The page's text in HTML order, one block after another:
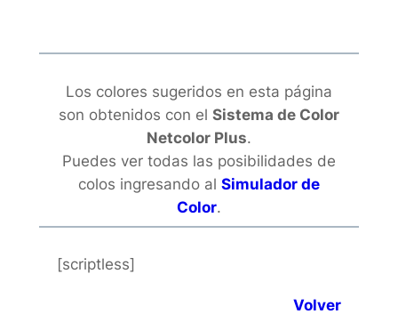
Los colores sugeridos en esta página
son obtenidos con el Sistema de Color
Netcolor Plus.
Puedes ver todas las posibilidades de
colos ingresando al Simulador de
Color.
[scriptless]
Volver